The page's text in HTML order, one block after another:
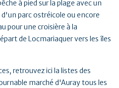
à pied sur la plage avec un
parc ostréicole ou encore
pour une croisière à la
de Locmariaquer vers les îles
retrouvez ici la listes des
marché d'Auray tous les